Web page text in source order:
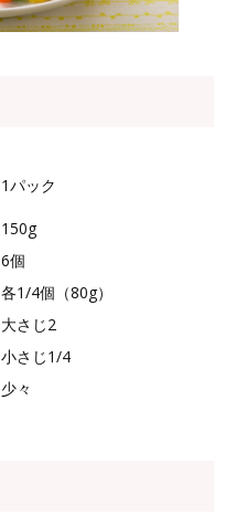
1パック
150g
6個
各1/4個（80g）
大さじ2
小さじ1/4
少々